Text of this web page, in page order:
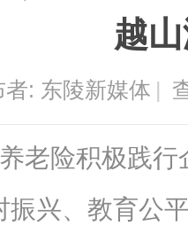
越
者: 东陵新媒体 |
老险积极践
振兴、教育公